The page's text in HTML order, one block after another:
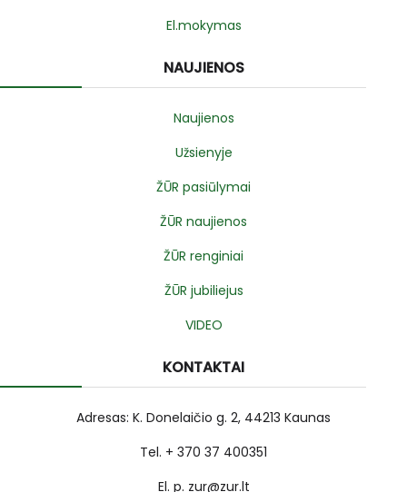
El.mokymas
NAUJIENOS
Naujienos
Užsienyje
ŽŪR pasiūlymai
ŽŪR naujienos
ŽŪR renginiai
ŽŪR jubiliejus
VIDEO
KONTAKTAI
Adresas: K. Donelaičio g. 2, 44213 Kaunas
Tel. + 370 37 400351
El. p. zur@zur.lt